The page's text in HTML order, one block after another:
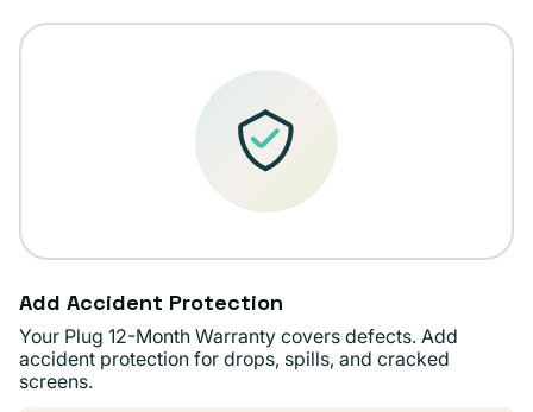
no
Add Accident Protection
Your Plug 12-Month Warranty covers defects. Add
accident protection for drops, spills, and cracked
screens.